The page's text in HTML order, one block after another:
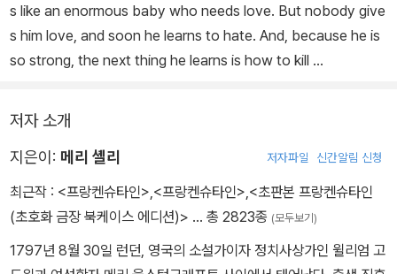
s like an enormous baby who needs love. But nobody give
s him love, and soon he learns to hate. And, because he is
so strong, the next thing he learns is how to kill ...
저자 소개
지은이: 메리 셸리 저자파일 신간알림 신청
최근작 : <프랑켄슈타인> <프랑켄슈타인> <초판본 프랑켄슈타인
(초호화 금장 북케이스 에디션)> … 총 2823종 (모두보기)
1797년 8월 30일 런던, 영국의 소설가이자 정치사상가인 윌리엄 고